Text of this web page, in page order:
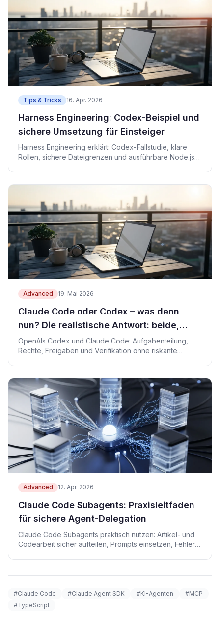
Tips & Tricks 16. Apr. 2026
Harness Engineering: Codex-Beispiel und
sichere Umsetzung für Einsteiger
Harness Engineering erklärt: Codex-Fallstudie, klare
Rollen, sichere Dateigrenzen und ausführbare Node.js-
Advanced 19. Mai 2026
Claude Code oder Codex – was denn
nun? Die realistische Antwort: beide,
ohne Unfall
OpenAIs Codex und Claude Code: Aufgabenteilung,
Rechte, Freigaben und Verifikation ohne riskante
Advanced 12. Apr. 2026
Claude Code Subagents: Praxisleitfaden
für sichere Agent-Delegation
Claude Code Subagents praktisch nutzen: Artikel- und
Codearbeit sicher aufteilen, Prompts einsetzen, Fehler
#Claude Code #Claude Agent SDK #KI-Agenten
#MCP
#TypeScript